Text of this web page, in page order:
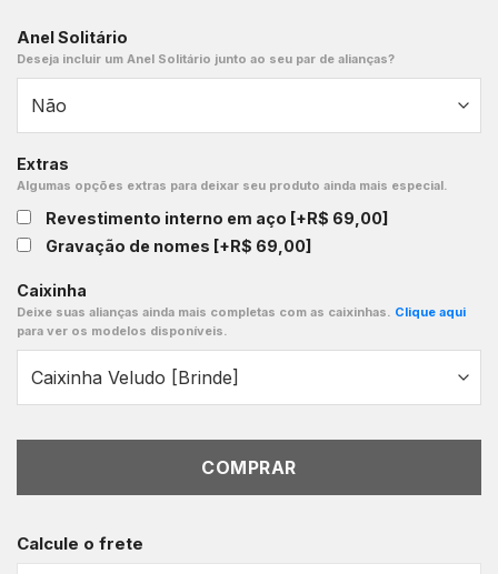
Anel Solitário
Deseja incluir um Anel Solitário junto ao seu par de alianças?
Extras
Algumas opções extras para deixar seu produto ainda mais especial.
Revestimento interno em aço [+R$ 69,00]
Gravação de nomes [+R$ 69,00]
Caixinha
Deixe suas alianças ainda mais completas com as caixinhas. Clique aqui
para ver os modelos disponíveis.
COMPRAR
Calcule o frete